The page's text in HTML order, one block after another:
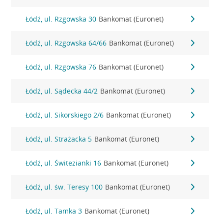
Łódź, ul. Rzgowska 30 Bankomat (Euronet)
Łódź, ul. Rzgowska 64/66 Bankomat (Euronet)
Łódź, ul. Rzgowska 76 Bankomat (Euronet)
Łódź, ul. Sądecka 44/2 Bankomat (Euronet)
Łódź, ul. Sikorskiego 2/6 Bankomat (Euronet)
Łódź, ul. Strażacka 5 Bankomat (Euronet)
Łódź, ul. Świtezianki 16 Bankomat (Euronet)
Łódź, ul. św. Teresy 100 Bankomat (Euronet)
Łódź, ul. Tamka 3 Bankomat (Euronet)